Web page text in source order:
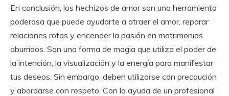
En conclusión, los hechizos de amor son una herramienta
poderosa que puede ayudarte a atraer el amor, reparar
relaciones rotas y encender la pasión en matrimonios
aburridos. Son una forma de magia que utiliza el poder de
la intención, la visualización y la energía para manifestar
tus deseos. Sin embargo, deben utilizarse con precaución
y abordarse con respeto. Con la ayuda de un profesional